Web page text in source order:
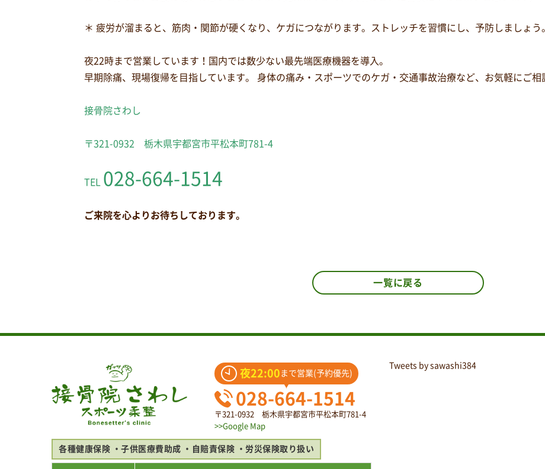
＊ 疲労が溜まると、筋肉・関節が硬くなり、ケガにつながります。ストレッチを習慣にし、予防しましょう
夜22時まで営業しています！国内では数少ない最先端医療機器を導入。
早期除痛、現場復帰を目指しています。 身体の痛み・スポーツでのケガ・交通事故治療など、お気軽にご相
接骨院さわし
〒321-0932 栃木県宇都宮市平松本町781-4
TEL 028-664-1514
ご来院を心よりお待ちしております。
一覧に戻る
夜22:00 まで営業(予約優先)
028-664-1514
〒321-0932 栃木県宇都宮市平松本町781-4
>>Google Map
各種健康保険 子供医療費助成 自賠責保険 労災保険取り扱い
Tweets by sawashi384